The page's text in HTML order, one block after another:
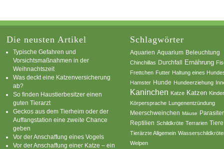
Die neusten Artikel
Typische Gefahren und
Vorsichtsmaßnahmen in der
Weihnachtszeit
Was deckt eine Katzenversicherung
ab?
So finden Haustierbesitzer einen
guten Tierarzt
Geckos aus dem Tierheim oder der
Auffangstation eine zweite Chance
geben
Vor der Anschaffung eines Vogels
Vor der Anschaffung einer Katze – ein
Schlagwörter
Aquarien Aquarium Beleuchtung
Chinchillas Durchfall Ernährung
Frettchen Futter Haltung eines
Hamster Hunde Hundeerziehung
Kaninchen Katze Katzen
Körpersprache Lungenentzündung
Meerschweinchen Mäuse
Reptilien Schildkröte Terrarien Tiere
Tierärzte Allgemein
Welpen